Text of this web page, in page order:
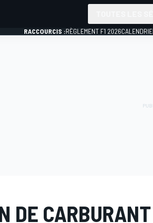
RACCOURCIS :RÈGLEMENT F1 2026
DE